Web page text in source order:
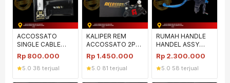
ACCOSSATO
SINGLE CABLE
THROTTLE GAS
WHITE LOGO
Rp 800.000
5.0 38 terjual
KALIPER REM
ACCOSSATO 2P
HITAM BLACK
ACCOSATO
Rp 1.450.000
5.0 81 terjual
RUMAH HANDLE
HANDEL ASSY
KOPLING KOHKEN
JAPAN BIRU BLUE
Rp 2.300.000
5.0 58 terjual